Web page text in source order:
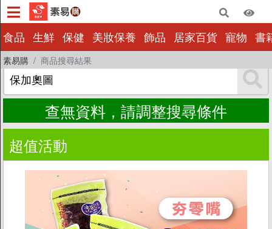
食品 生鮮 保健 美妝保養 飾品 居家百貨 寵物 書
素易購 商品搜尋結果
食品
生鮮
美妝保養
飾品
居家百貨
書籍影音
量販批發
查無資料，請調整搜尋條件
超值活動